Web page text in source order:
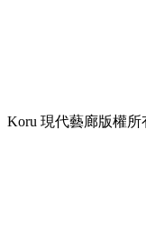
Koru 現代藝廊版權所